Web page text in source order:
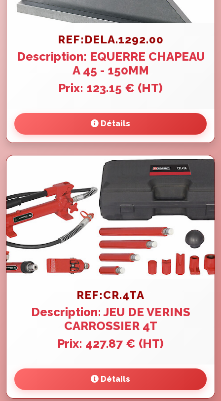
REF:DELA.1292.00
Description: EQUERRE CHAPEAU
A 45 - 150MM
Prix: 123.15 € (HT)
Détails
REF:CR.4TA
Description: JEU DE VERINS
CARROSSIER 4T
Prix: 427.87 € (HT)
Détails